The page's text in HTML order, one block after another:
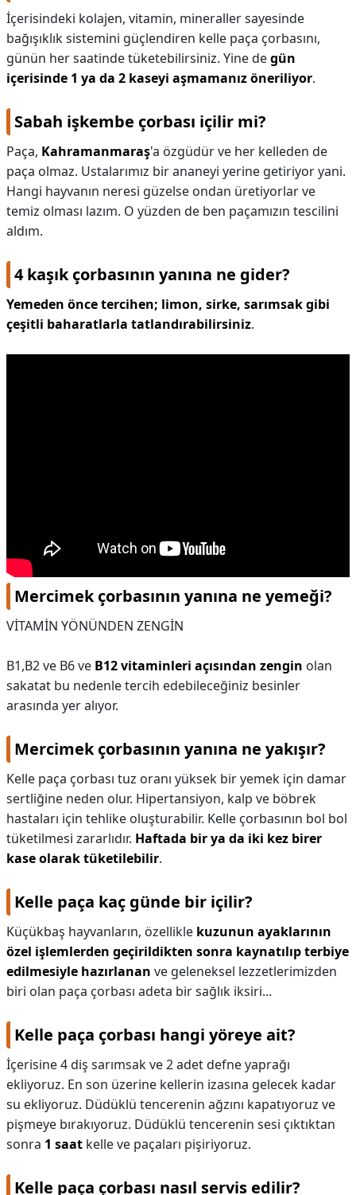
İçerisindeki kolajen, vitamin, mineraller sayesinde
bağışıklık sistemini güçlendiren kelle paça çorbasını,
günün her saatinde tüketebilirsiniz. Yine degün
içerisinde 1 ya da 2 kaseyi aşmamanız öneriliyor.
Sabah işkembe çorbası içilir mi?
Paça, Kahramanmaraş'a özgüdür ve her kelleden de
paça olmaz. Ustalarımız bir ananeyi yerine getiriyor yani.
Hangi hayvanın neresi güzelse ondan üretiyorlar ve
temiz olması lazım. O yüzden de ben paçamızın tescilini
aldım.
4 kaşık çorbasının yanına ne gider?
Yemeden önce tercihen; limon, sirke, sarımsak gibi
çeşitli baharatlarla tatlandırabilirsiniz.
Mercimek çorbasının yanına ne yemeği?
VİTAMİN YÖNÜNDEN ZENGİN
B1,B2 ve B6 ve B12 vitaminleri açısından zengin olan
sakatat bu nedenle tercih edebileceğiniz besinler
arasında yer alıyor.
Mercimek çorbasının yanına ne yakışır?
Kelle paça çorbası tuz oranı yüksek bir yemek için damar
sertliğine neden olur. Hipertansiyon, kalp ve böbrek
hastaları için tehlike oluşturabilir. Kelle çorbasının bol bol
tüketilmesi zararlıdır. Haftada bir ya da iki kez birer
kase olarak tüketilebilir.
Kelle paça kaç günde bir içilir?
Küçükbaş hayvanların, özellikle kuzunun ayaklarının
özel işlemlerden geçirildikten sonra kaynatılıp terbiye
edilmesiyle hazırlanan ve geleneksel lezzetlerimizden
biri olan paça çorbası adeta bir sağlık iksiri...
Kelle paça çorbası hangi yöreye ait?
İçerisine 4 diş sarımsak ve 2 adet defne yaprağı
ekliyoruz. En son üzerine kellerin izasına gelecek kadar
su ekliyoruz. Düdüklü tencerenin ağzını kapatıyoruz ve
pişmeye bırakıyoruz. Düdüklü tencerenin sesi çıktıktan
sonra 1 saat kelle ve paçaları pişiriyoruz.
Kelle paça çorbası nasıl servis edilir?